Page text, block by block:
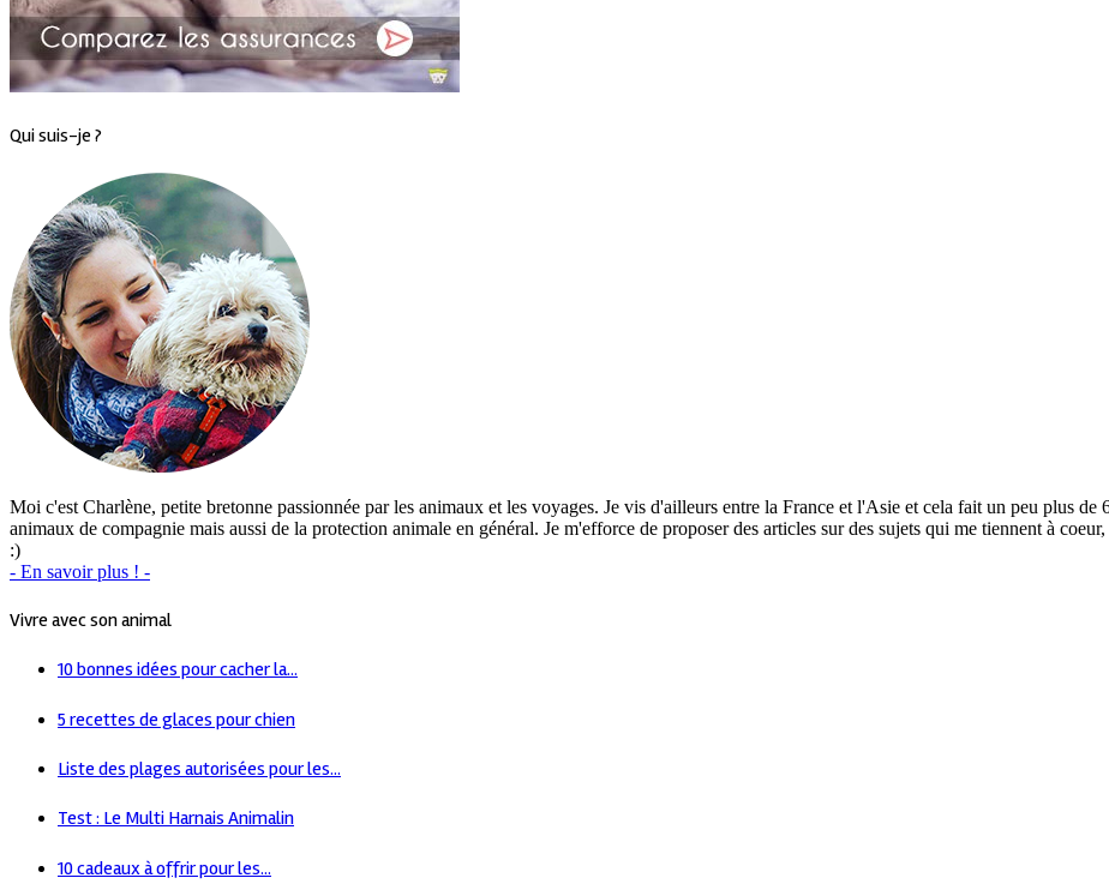
Qui suis-je ?
Moi c'est Charlène, petite bretonne passionnée par les animaux et les voyages. Je vis d'ailleurs entre la France et l'Asie et cela fait un peu plus
animaux de compagnie mais aussi de la protection animale en général. Je m'efforce de proposer des articles sur des sujets qui me tiennent à
:)
- En savoir plus ! -
Vivre avec son animal
10 bonnes idées pour cacher la...
5 recettes de glaces pour chien
Liste des plages autorisées pour les...
Test : Le Multi Harnais Animalin
10 cadeaux à offrir pour les...